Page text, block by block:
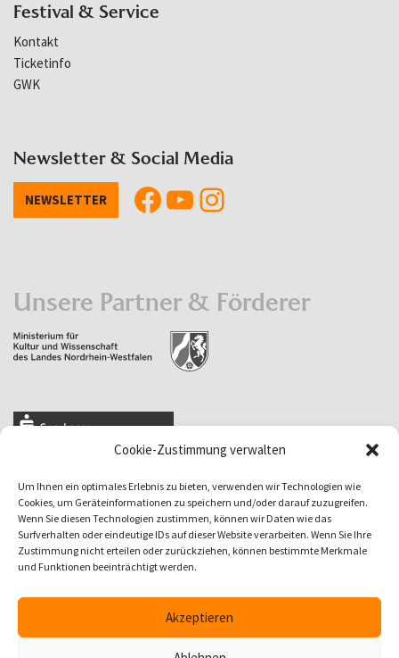
Cookie-Zustimmung verwalten
Um Ihnen ein optimales Erlebnis zu bieten, verwenden wir Technologien wie
Cookies, um Geräteinformationen zu speichern und/oder darauf zuzugreifen.
Wenn Sie diesen Technologien zustimmen, können wir Daten wie das
Surfverhalten oder eindeutige IDs auf dieser Website verarbeiten. Wenn Sie Ihre
Zustimmung nicht erteilen oder zurückziehen, können bestimmte Merkmale
und Funktionen beeinträchtigt werden.
Akzeptieren
Festival & Service
Kontakt
Ticketinfo
GWK
Newsletter & Social Media
NEWSLETTER
Unsere Partner & Förderer